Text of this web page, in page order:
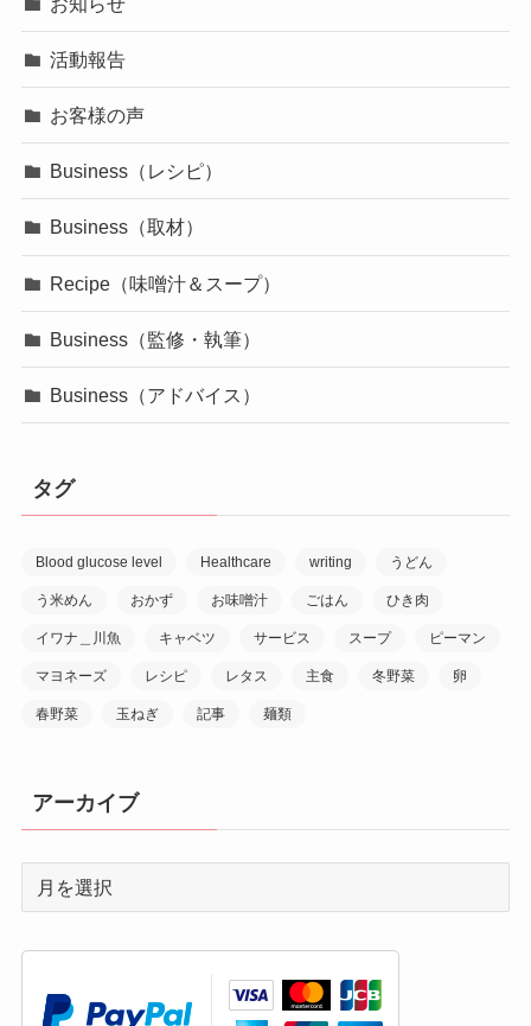
活動報告
お客様の声
Business（レシピ）
Business（取材）
Recipe（味噌汁＆スープ）
Business（監修・執筆）
Business（アドバイス）
タグ
Blood glucose level Healthcare writing うどん
う米めん おかず お味噌汁 ごはん ひき肉
イワナ＿川魚 キャベツ サービス スープ ピーマン
マヨネーズ レシピ レタス 主食 冬野菜 卵
春野菜 玉ねぎ 記事 麺類
アーカイブ